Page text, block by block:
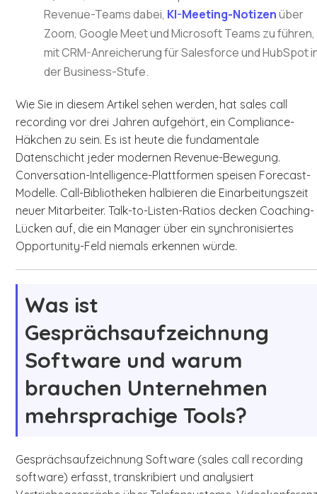
Revenue-Teams dabei, KI-Meeting-Notizenüber
Zoom, Google Meet und Microsoft Teams zu führen,
mit CRM-Anreicherung für Salesforce und HubSpot
der Business-Stufe.
Wie Sie in diesem Artikel sehen werden, hat sales call
recording vor drei Jahren aufgehört, ein Compliance-
Häkchen zu sein. Es ist heute die fundamentale
Datenschicht jeder modernen Revenue-Bewegung.
Conversation-Intelligence-Plattformen speisen Forecast-
Modelle. Call-Bibliotheken halbieren die Einarbeitungszeit
neuer Mitarbeiter. Talk-to-Listen-Ratios decken Coaching-
Lücken auf, die ein Manager über ein synchronisiertes
Opportunity-Feld niemals erkennen würde.
Was ist
Gesprächsaufzeichnung
Software und warum
brauchen Unternehmen
mehrsprachige Tools?
Gesprächsaufzeichnung Software (sales call recording
software) erfasst, transkribiert und analysiert